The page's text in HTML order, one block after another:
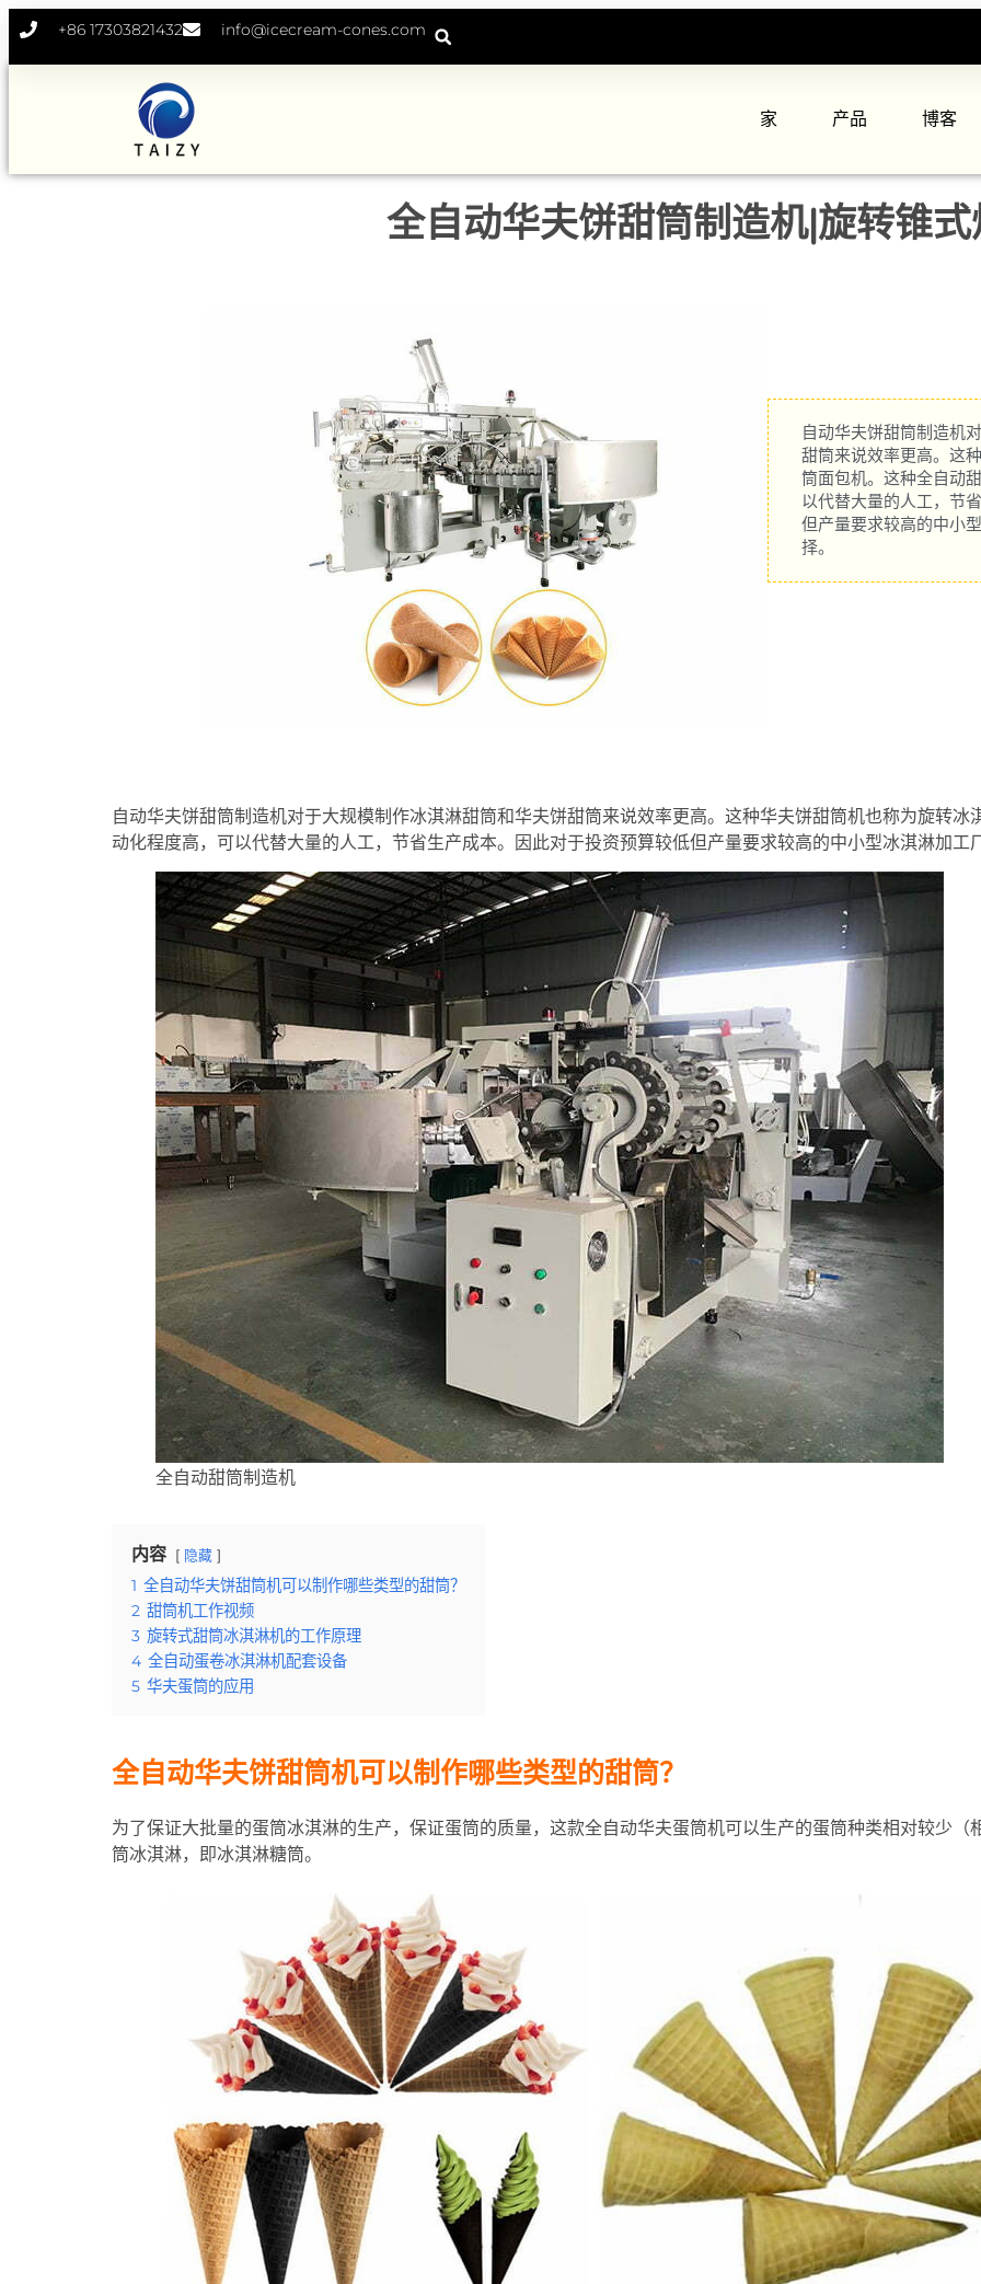
+86 17303821432 info@icecream-cones.com
家 产品 博客
全自动华夫饼甜筒制造机|旋转锥
自动华夫饼甜筒制造机
甜筒来说效率更高。这
筒面包机。这种全自动
以代替大量的人工，节
但产量要求较高的中小
择。
自动华夫饼甜筒制造机对于大规模制作冰淇淋甜筒和华夫饼甜筒来说效率更高。这种华夫饼甜筒机也称为旋转
动化程度高，可以代替大量的人工，节省生产成本。因此对于投资预算较低但产量要求较高的中小型冰淇淋加工
全自动甜筒制造机
内容 隐藏
1 全自动华夫饼甜筒机可以制作哪些类型的甜筒？
2 甜筒机工作视频
3 旋转式甜筒冰淇淋机的工作原理
4 全自动蛋卷冰淇淋机配套设备
5 华夫蛋筒的应用
全自动华夫饼甜筒机可以制作哪些类型的甜筒？
为了保证大批量的蛋筒冰淇淋的生产，保证蛋筒的质量，这款全自动华夫蛋筒机可以生产的蛋筒种类相对较少（
筒冰淇淋，即冰淇淋糖筒。